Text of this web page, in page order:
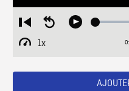
Restart
from
beginning
Seek
Play Loaded:
1x
Playback